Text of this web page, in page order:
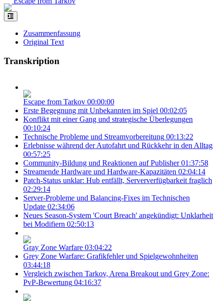
Zusammenfassung
Original Text
Transkription
Escape from Tarkov 00:00:00
Erste Begegnung mit Unbekannten im Spiel 00:02:05
Konflikt mit einer Gang und strategische Überlegungen
00:10:24
Technische Probleme und Streamvorbereitung 00:13:22
Erlebnisse während der Autofahrt und Rückkehr in den Alltag
00:57:25
Community-Bildung und Reaktionen auf Publisher 01:37:58
Streamende Hardware und Hardware-Kapazitäten 02:04:14
Patch-Status unklar: Hub entfällt, Serververfügbarkeit fraglich
02:29:14
Server-Probleme und Balancing-Fixes im Technischen
Update 02:34:06
Neues Season-System 'Court Breach' angekündigt: Unklarheit
bei Modifiern 02:50:13
Gray Zone Warfare 03:04:22
Grey Zone Warfare: Grafikfehler und Spielgewohnheiten
03:44:18
Vergleich zwischen Tarkov, Arena Breakout und Grey Zone:
PvP-Bewertung 04:16:37